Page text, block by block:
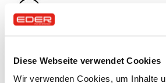
Diese Webseite verwendet Cookies
Wir verwenden Cookies, um Inhalte
(Nordtirol, Südtirol, Vorarlberg)